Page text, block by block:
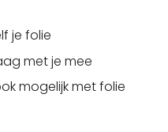
je folie
met je mee
mogelijk met folie